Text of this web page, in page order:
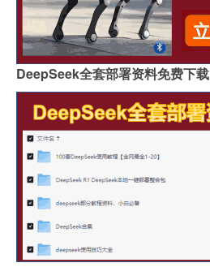
DeepSeek全套部署资料免费下载